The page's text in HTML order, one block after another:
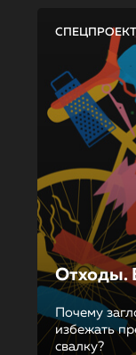
СПЕЦПРОЕКТ
Отходы.
Почему
избежать
свалку?